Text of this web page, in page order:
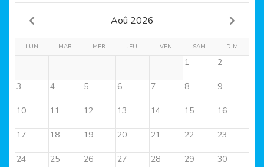
Aoû 2026
LUN MAR MER JEU VEN SAM DIM
1 2
3 4 5 6 7 8 9
10 11 12 13 14 15 16
17 18 19 20 21 22 23
24 25 26 27 28 29 30